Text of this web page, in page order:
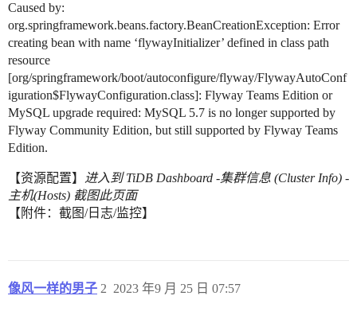
Caused by:
org.springframework.beans.factory.BeanCreationException: Error
creating bean with name ‘flywayInitializer’ defined in class path
resource
[org/springframework/boot/autoconfigure/flyway/FlywayAutoConf
iguration$FlywayConfiguration.class]: Flyway Teams Edition or
MySQL upgrade required: MySQL 5.7 is no longer supported by
Flyway Community Edition, but still supported by Flyway Teams
Edition.
【资源配置】
进入到 TiDB Dashboard -集群信息 (Cluster Info) -
主机(Hosts) 截图此页面
【附件：截图/日志/监控】
像风一样的男子 2023 年9 月 25 日 07:57
2